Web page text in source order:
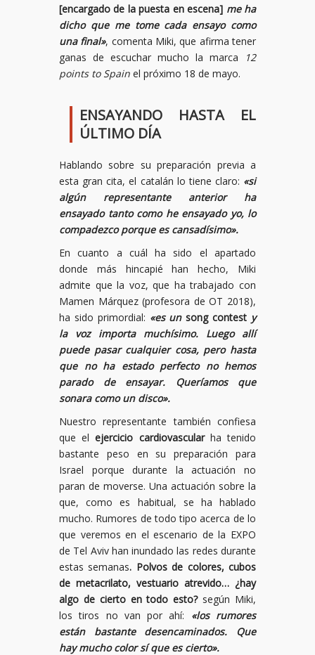
[encargado de la puesta en escena] me ha
dicho que me tome cada ensayo como
una final», comenta Miki, que afirma tener
ganas de escuchar mucho la marca
12
points to Spain el próximo 18 de mayo.
ENSAYANDO HASTA EL
ÚLTIMO DÍA
Hablando sobre su preparación previa a
esta gran cita, el catalán lo tiene claro: «si
algún representante anterior ha
ensayado tanto como he ensayado yo, lo
compadezco porque es cansadísimo».
En cuanto a cuál ha sido el apartado
donde más hincapié han hecho, Miki
admite que la voz, que ha trabajado con
Mamen Márquez (profesora de OT 2018),
ha sido primordial: «es unsong contest y
la voz importa muchísimo. Luego allí
puede pasar cualquier cosa, pero hasta
que no ha estado perfecto no hemos
parado de ensayar. Queríamos que
sonara como un disco».
Nuestro representante también confiesa
que elejercicio cardiovascularha tenido
bastante peso en su preparación para
Israel porque durante la actuación no
paran de moverse. Una actuación sobre la
que, como es habitual, se ha hablado
mucho. Rumores de todo tipo acerca de lo
que veremos en el escenario de la EXPO
de Tel Aviv han inundado las redes durante
estas semanas. Polvos de colores, cubos
de metacrilato, vestuario atrevido… ¿hay
algo de cierto en todo esto?según Miki,
los tiros no van por ahí: «los rumores
están bastante desencaminados. Que
hay mucho color sí que es cierto».